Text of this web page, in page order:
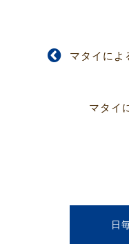
マタイによ
マタイ
日